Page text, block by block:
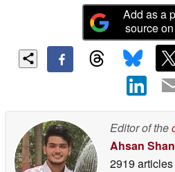
Add as a
source
Editor of the
Ahsan
2919